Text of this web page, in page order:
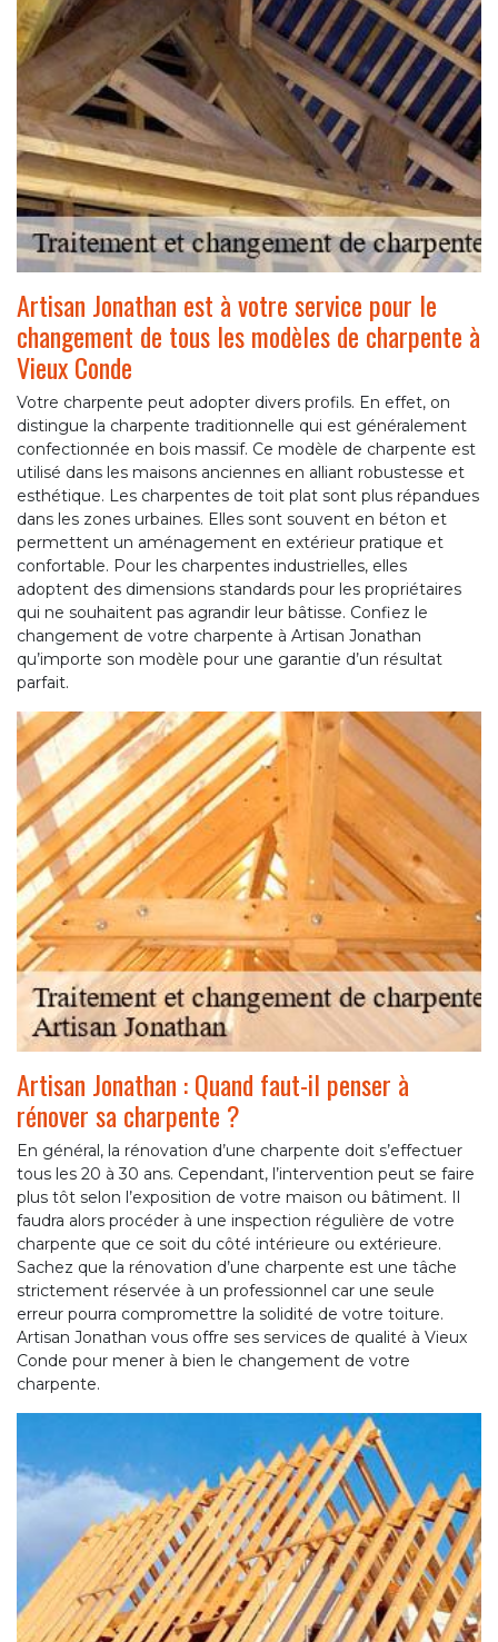
Artisan Jonathan est à votre service pour le
changement de tous les modèles de charpente à
Vieux Conde
Votre charpente peut adopter divers profils. En effet, on
distingue la charpente traditionnelle qui est généralement
confectionnée en bois massif. Ce modèle de charpente est
utilisé dans les maisons anciennes en alliant robustesse et
esthétique. Les charpentes de toit plat sont plus répandues
dans les zones urbaines. Elles sont souvent en béton et
permettent un aménagement en extérieur pratique et
confortable. Pour les charpentes industrielles, elles
adoptent des dimensions standards pour les propriétaires
qui ne souhaitent pas agrandir leur bâtisse. Confiez le
changement de votre charpente à Artisan Jonathan
qu’importe son modèle pour une garantie d’un résultat
parfait.
Artisan Jonathan : Quand faut-il penser à
rénover sa charpente ?
En général, la rénovation d’une charpente doit s’effectuer
tous les 20 à 30 ans. Cependant, l’intervention peut se faire
plus tôt selon l’exposition de votre maison ou bâtiment. Il
faudra alors procéder à une inspection régulière de votre
charpente que ce soit du côté intérieure ou extérieure.
Sachez que la rénovation d’une charpente est une tâche
strictement réservée à un professionnel car une seule
erreur pourra compromettre la solidité de votre toiture.
Artisan Jonathan vous offre ses services de qualité à Vieux
Conde pour mener à bien le changement de votre
charpente.